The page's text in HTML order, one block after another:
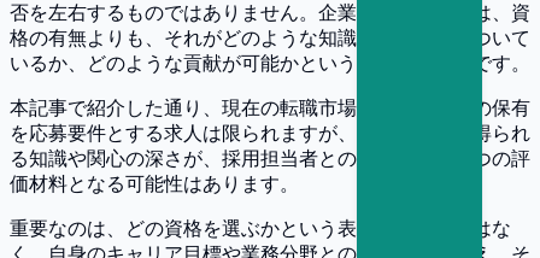
否を左右するものではありません。企業が評価するのは、資
格の有無よりも、それがどのような知識や経験と結びついて
いるか、どのような貢献が可能かという実践的な視点です。
本記事で紹介した通り、現在の転職市場では特定資格の保有
を応募要件とする求人は限られますが、取得を通じて得られ
る知識や関心の深さが、採用担当者との対話の中で一つの評
価材料となる可能性はあります。
重要なのは、どの資格を選ぶかという表層的な選択ではな
く、自身のキャリア目標や業務分野との整合性を踏まえ、そ